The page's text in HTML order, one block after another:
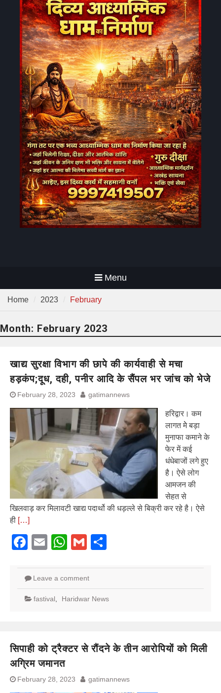
Menu
Home 2023 February
Month: February 2023
खाद्य सुरक्षा विभाग की छापे की कार्यवाही से मचा
हड़कंप;दूध, दही, पनीर आदि के सैंपल भर जांच को भेजे
February 28, 2023 gatimannews
हरिद्वार। कम
लागत मेे बड़ा
मुनाफा कमाने के
फेर में कई
धंधेबाजों लगे हुए
है। ऐसे लोग
आमजन की
सेहत से
खिलवाड़ कर मिलावटी खाद्य पदार्थो की धड़ल्ले से बिक्री कर रहे है। ऐसे
ही […]
Facebook
EmailWhatsApp
Gmail
Leave a comment
fastival Haridwar News
सिपाही को ट्रैक्टर से रौंदने के तीन आरोपियों को मिली
अग्रिम जमानत
February 28, 2023 gatimannews